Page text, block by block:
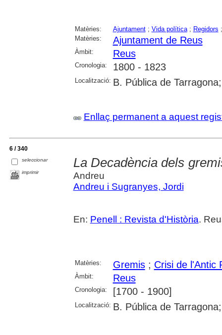
Matèries: Ajuntament; Vida política; Regidors
Matèries:
Ajuntament de Reus
Àmbit: Reus
Cronologia: 1800 - 1823
Localització: B. Pública de
Enllaç permanent a aquest
6 / 340
seleccionar
imprimir
La Decadència dels
Andreu
Andreu i Sugranyes, Jordi
En: Penell : Revista d'Història.
Matèries: Gremis; Crisi de l'Antic
Àmbit: Reus
Cronologia: [1700 - 1900]
Localització: B. Pública de